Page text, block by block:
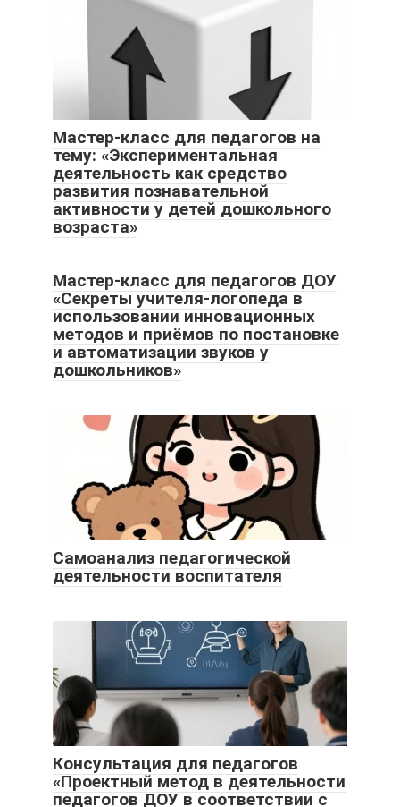
Мастер-класс для педагогов на
тему: «Экспериментальная
деятельность как средство
развития познавательной
активности у детей дошкольного
возраста»
Мастер-класс для педагогов ДОУ
«Секреты учителя-логопеда в
использовании инновационных
методов и приёмов по постановке
и автоматизации звуков у
дошкольников»
Самоанализ педагогической
деятельности воспитателя
Консультация для педагогов
«Проектный метод в деятельности
педагогов ДОУ в соответствии с